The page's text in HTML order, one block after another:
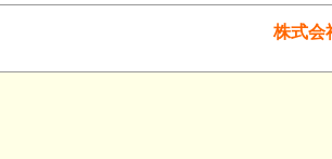
株式会